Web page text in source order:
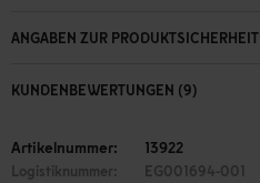
ANGABEN ZUR PRODUKTSICHERHEIT
KUNDENBEWERTUNGEN (9)
Artikelnummer: 13922
Logistiknummer: EG001694-001